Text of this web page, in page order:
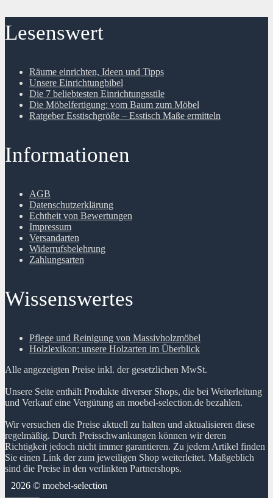
Lesenswert
Räume einrichten, Ideen und Tipps
Unsere Einrichtungbibel
Die 7 beliebtesten Einrichtungsstile
Die Möbelfertigung: vom Baum zum Möbel
Ratgeber Esstischgröße – Esstisch Maße ermitteln
Informationen
AGB
Datenschutzerklärung
Echtheit von Bewertungen
Impressum
Versandarten
Widerrufsbelehrung
Zahlungsarten
Wissenswertes
Pflege und Reinigung von Massivholzmöbel
Holzlexikon: unsere Holzarten im Überblick
Alle angezeigten Preise inkl. der gesetzlichen MwSt.
Unsere Seite enthält Produkte diverser Shops, die bei Weiterleitung
und Verkauf eine Vergütung an moebel-selection.de bezahlen.
Wir versuchen die Preise aktuell zu halten und aktualisieren diese
regelmäßig. Durch Preisschwankungen können wir deren
Richtigkeit jedoch nicht immer garantieren. Zu jedem Artikel finden
Sie einen Link der zum jeweiligen Shop weiterleitet. Maßgeblich
sind die Preise in den verlinkten Partnershops.
2026 © moebel-selection